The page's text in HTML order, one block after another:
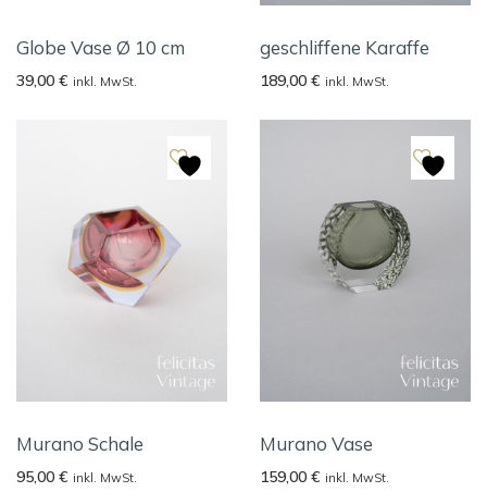
Globe Vase Ø 10 cm
39,00 € inkl. MwSt.
geschliffene Karaffe
189,00 € inkl. MwSt.
Murano Schale
95,00 € inkl. MwSt.
Murano Vase
159,00 € inkl. MwSt.